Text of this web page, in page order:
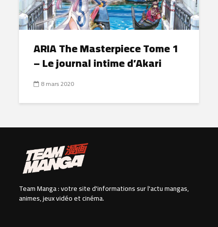
ARIA The Masterpiece Tome 1
– Le journal intime d’Akari
8 mars 2020
Team Manga : votre site d'informations sur l'actu mangas,
animes, jeux vidéo et cinéma.